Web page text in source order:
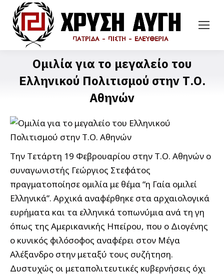
Ομιλία για το μεγαλείο του
Ελληνικού Πολιτισμού στην Τ.Ο.
Αθηνών
Την Tετάρτη 19 Φεβρουαρίου στην Τ.Ο. Αθηνών ο
συναγωνιστής Γεώργιος Στεφάτος
πραγματοποίησε ομιλία με θέμα “η Γαία ομιλεί
Ελληνικά”. Αρχικά αναφέρθηκε στα αρχαιολογικά
ευρήματα και τα ελληνικά τοπωνύμια ανά τη γη
όπως της Αμερικανικής Ηπείρου, που ο Διογένης
ο κυνικός φιλόσοφος αναφέρει στον Μέγα
Αλέξανδρο στην μεταξύ τους συζήτηση.
Δυστυχώς οι μεταπολιτευτικές κυβερνήσεις όχι